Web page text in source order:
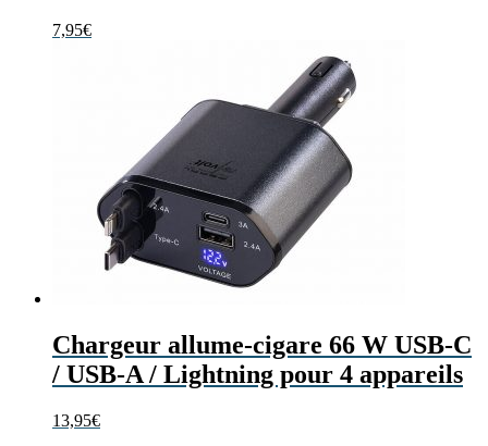
7,95€
Chargeur allume-cigare 66 W USB-C
/ USB-A / Lightning pour 4 appareils
13,95€